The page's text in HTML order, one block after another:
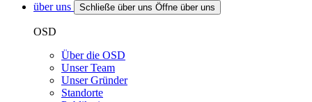
über uns
Schließe über uns Öffne über uns
OSD
Über die OSD
Unser Team
Unser Gründer
Standorte